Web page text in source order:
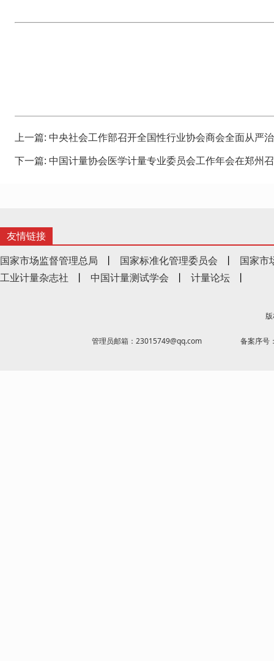
上一篇: 中央社会工作部召开全国性行业协会商会全面从严
下一篇: 中国计量协会医学计量专业委员会工作年会在郑州
友情链接
国家市场监督管理总局
丨 国家标准化管理委员会 丨
国家市
工业计量杂志社
丨 中国计量测试学会 丨 计量论坛 丨
管理员邮箱：23015749@qq.com 备案序号